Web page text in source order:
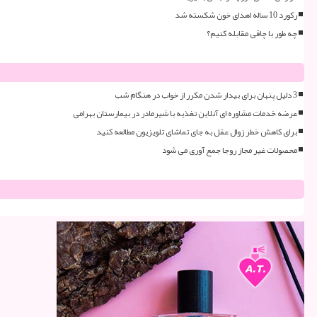
رکورد 10 ساله اهدای خون شکسته شد
چه طور با چاقی مقابله کنیم؟
3 دلیل پنهان برای بیدار شدن مکرر از خواب در هنگام شب
عرضه خدمات مشاوره ای آنلاین تغذیه با شیرمادر در بیمارستان بهرامی
برای کاهش خطر زوال عقل به جای تماشای تلویزیون مطالعه کنید
محصولات غیر مجاز روجا جمع آوری می شود